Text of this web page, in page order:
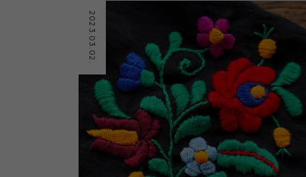
2023.03.02.